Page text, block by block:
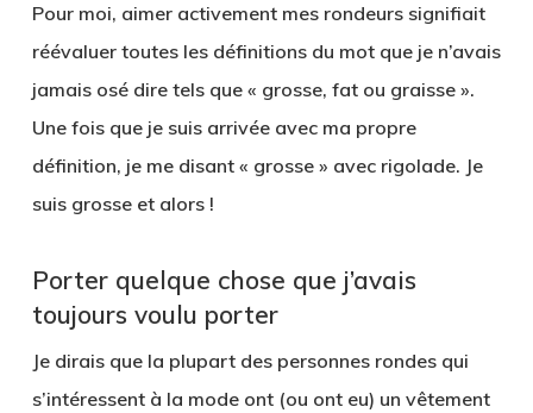
Pour moi, aimer activement mes rondeurs signifiait
réévaluer toutes les définitions du mot que je n’avais
jamais osé dire tels que « grosse, fat ou graisse ».
Une fois que je suis arrivée avec ma propre
définition, je me disant « grosse » avec rigolade. Je
suis grosse et alors !
Porter quelque chose que j’avais
toujours voulu porter
Je dirais que la plupart des personnes rondes qui
s’intéressent à la mode ont (ou ont eu) un vêtement